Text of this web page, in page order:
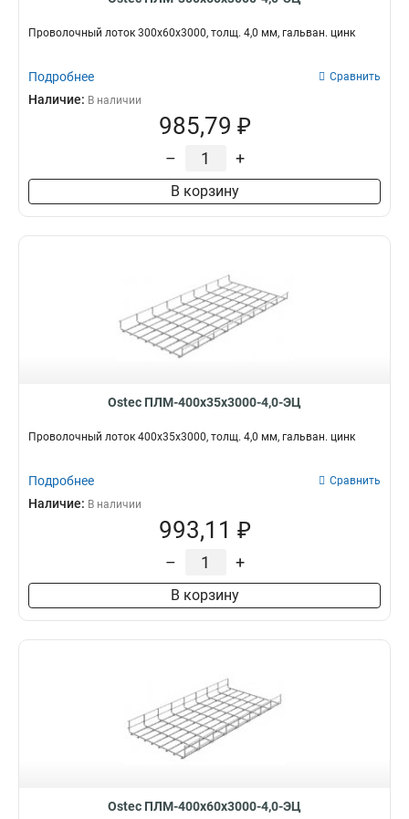
Проволочный лоток 300х60х3000, толщ. 4,0 мм, гальван. цинк
Подробнее Сравнить
Наличие: В наличии
985,79 ₽
– +
В корзину
Ostec ПЛМ-400х35х3000-4,0-ЭЦ
Проволочный лоток 400х35х3000, толщ. 4,0 мм, гальван. цинк
Подробнее Сравнить
Наличие: В наличии
993,11 ₽
– +
В корзину
Ostec ПЛМ-400х60х3000-4,0-ЭЦ